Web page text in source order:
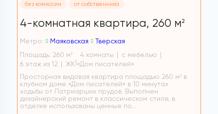
без комиссии от собственника
4-комнатная квартира, 260 м2
Метро: Маяковская
Тверская
Площадь: 260 м 2 4 комнаты
с мебелью
6 этаж из 12
ЖК «Дом писателей»
Просторная видовая квартира площадью 260 м² в
клубном доме «Дом писателей» в 10 минутах
ходьбы от Патриарших прудов. Выполнен
дизайнерский ремонт в классическом стиле, в
отделке использованы ценные по...